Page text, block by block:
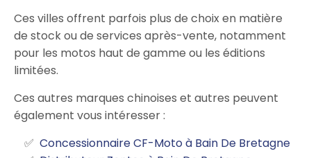
Ces villes offrent parfois plus de choix en matière
de stock ou de services après-vente, notamment
pour les motos haut de gamme ou les éditions
limitées.
Ces autres marques chinoises et autres peuvent
également vous intéresser :
Concessionnaire CF-Moto à Bain De Bretagne